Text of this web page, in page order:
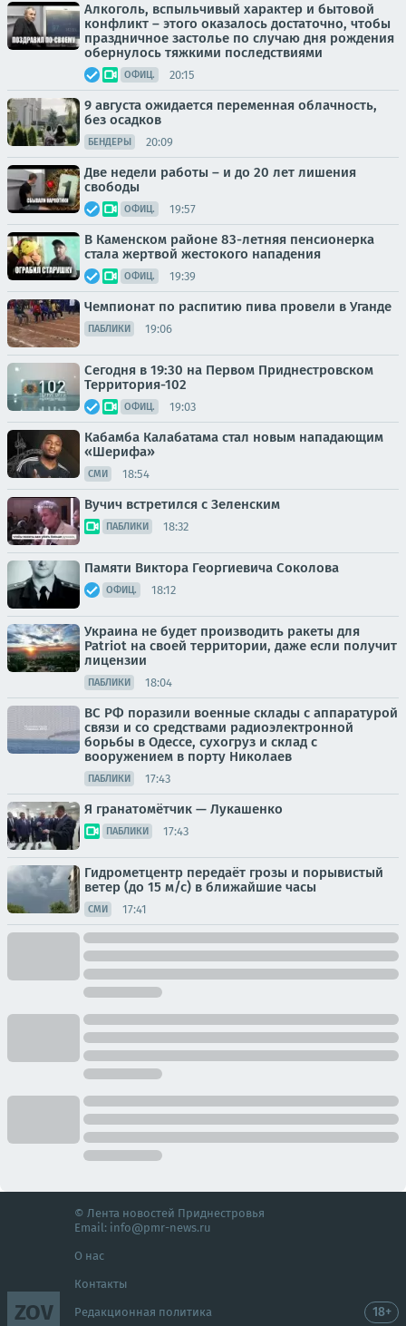
Алкоголь, вспыльчивый характер и бытовой
конфликт – этого оказалось достаточно, чтобы
праздничное застолье по случаю дня рождения
обернулось тяжкими последствиями
ОФИЦ. 20:15
9 августа ожидается переменная облачность,
без осадков
БЕНДЕРЫ 20:09
Две недели работы – и до 20 лет лишения
свободы
ОФИЦ. 19:57
В Каменском районе 83-летняя пенсионерка
стала жертвой жестокого нападения
ОФИЦ. 19:39
Чемпионат по распитию пива провели в Уганде
ПАБЛИКИ 19:06
Сегодня в 19:30 на Первом Приднестровском
Территория-102
ОФИЦ. 19:03
Кабамба Калабатама стал новым нападающим
«Шерифа»
СМИ 18:54
Вучич встретился с Зеленским
ПАБЛИКИ 18:32
Памяти Виктора Георгиевича Соколова
ОФИЦ. 18:12
Украина не будет производить ракеты для
Patriot на своей территории, даже если получит
лицензии
ПАБЛИКИ 18:04
ВС РФ поразили военные склады с аппаратурой
связи и со средствами радиоэлектронной
борьбы в Одессе, сухогруз и склад с
вооружением в порту Николаев
ПАБЛИКИ 17:43
Я гранатомётчик — Лукашенко
ПАБЛИКИ 17:43
Гидрометцентр передаёт грозы и порывистый
ветер (до 15 м/с) в ближайшие часы
СМИ 17:41
ZOV
© Лента новостей Приднестровья
Email: info@pmr-news.ru
О нас
Контакты
Редакционная политика 18+